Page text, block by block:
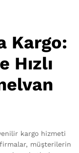
Kargo:
Hızlı
kargo hizmeti
müşterilerin